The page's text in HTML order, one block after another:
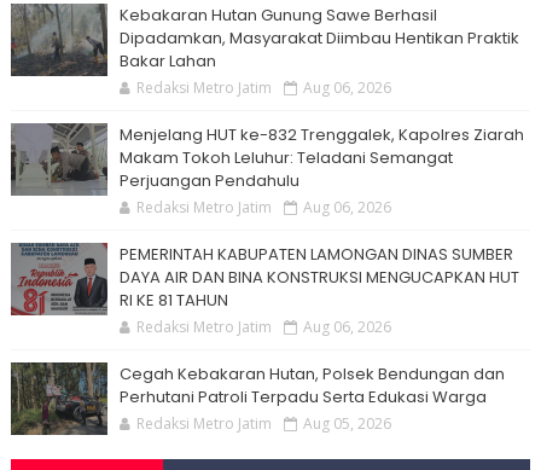
Kebakaran Hutan Gunung Sawe Berhasil
Dipadamkan, Masyarakat Diimbau Hentikan Praktik
Bakar Lahan
Redaksi Metro Jatim Aug 06, 2026
Menjelang HUT ke-832 Trenggalek, Kapolres Ziarah
Makam Tokoh Leluhur: Teladani Semangat
Perjuangan Pendahulu
Redaksi Metro Jatim Aug 06, 2026
PEMERINTAH KABUPATEN LAMONGAN DINAS SUMBER
DAYA AIR DAN BINA KONSTRUKSI MENGUCAPKAN HUT
RI KE 81 TAHUN
Redaksi Metro Jatim Aug 06, 2026
Cegah Kebakaran Hutan, Polsek Bendungan dan
Perhutani Patroli Terpadu Serta Edukasi Warga
Redaksi Metro Jatim Aug 05, 2026